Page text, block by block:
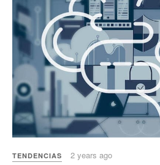
TENDENCIAS 2 years ago